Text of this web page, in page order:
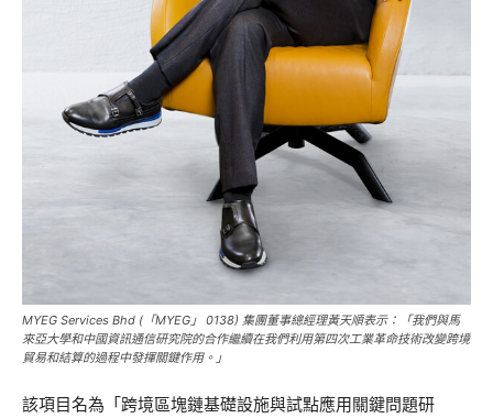
MYEG Services Bhd (「MYEG」 0138) 集團董事總經理黃天順表示：「我們與馬
來亞大學和中國資訊通信研究院的合作繼續在我們利用第四次工業革命技術改變跨境
貿易和結算的過程中發揮關鍵作用。」
該項目名為「跨境區塊鏈基礎設施與試點應用關鍵問題研